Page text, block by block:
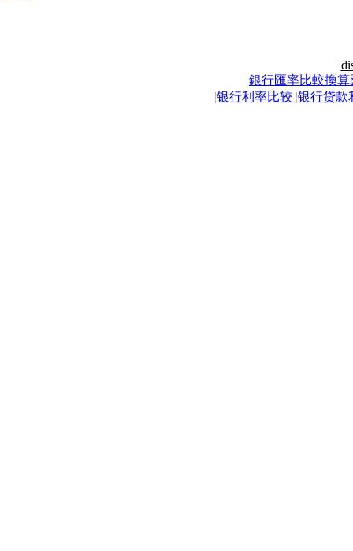
|
銀行匯率比較換算
|银行利率比较 |银行贷款